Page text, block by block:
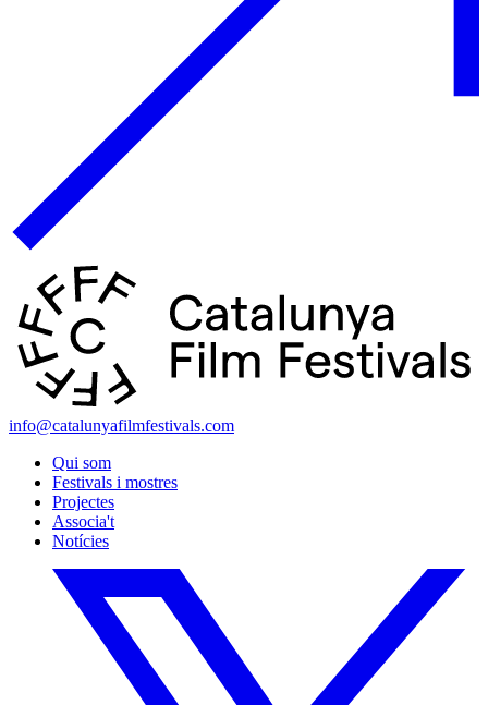
info@catalunyafilmfestivals.com
Qui som
Festivals i mostres
Projectes
Associa't
Notícies